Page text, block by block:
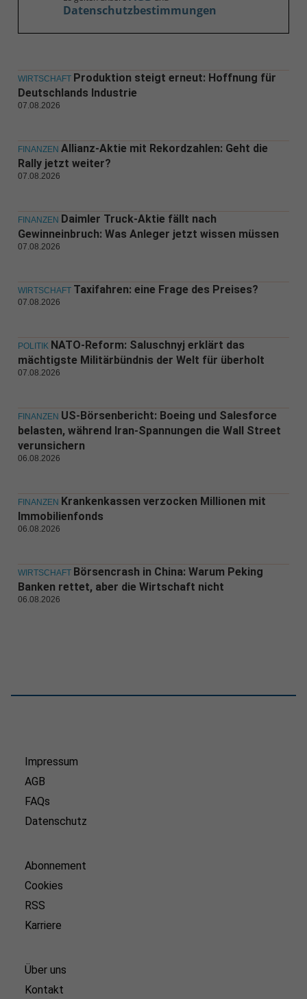
Datenschutzbestimmungen
WIRTSCHAFT Produktion steigt erneut: Hoffnung für
Deutschlands Industrie
07.08.2026
FINANZEN Allianz-Aktie mit Rekordzahlen: Geht die
Rally jetzt weiter?
07.08.2026
FINANZEN Daimler Truck-Aktie fällt nach
Gewinneinbruch: Was Anleger jetzt wissen müssen
07.08.2026
WIRTSCHAFT Taxifahren: eine Frage des Preises?
07.08.2026
POLITIK NATO-Reform: Saluschnyj erklärt das
mächtigste Militärbündnis der Welt für überholt
07.08.2026
FINANZEN US-Börsenbericht: Boeing und Salesforce
belasten, während Iran-Spannungen die Wall Street
verunsichern
06.08.2026
FINANZEN Krankenkassen verzocken Millionen mit
Immobilienfonds
06.08.2026
WIRTSCHAFT Börsencrash in China: Warum Peking
Banken rettet, aber die Wirtschaft nicht
06.08.2026
Impressum
AGB
FAQs
Datenschutz
Abonnement
Cookies
RSS
Karriere
Über uns
Kontakt